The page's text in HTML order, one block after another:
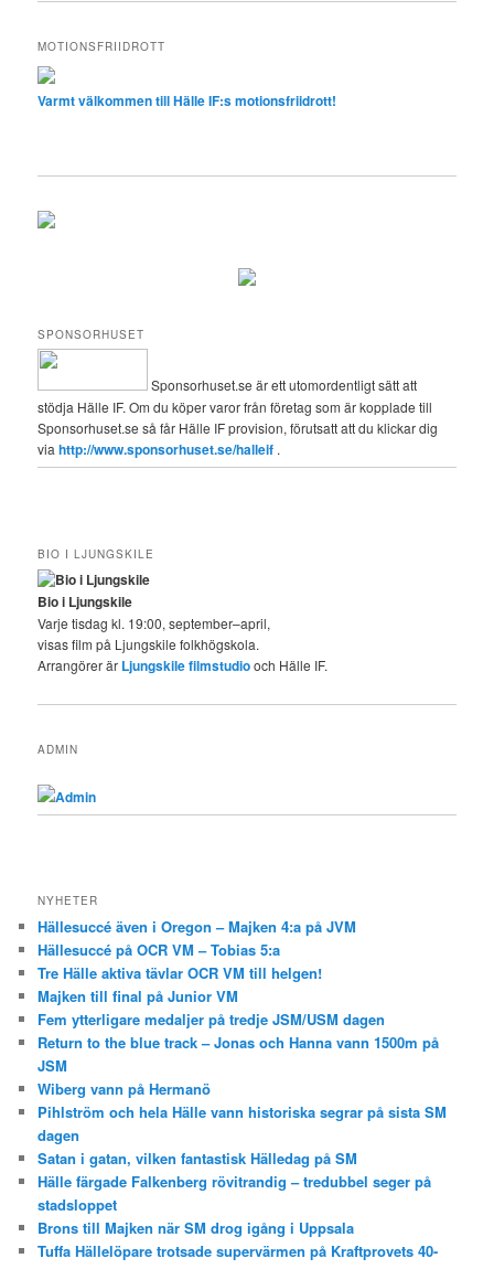
MOTIONSFRIIDROTT
Varmt välkommen till Hälle IF:s motionsfriidrott!
SPONSORHUSET
Sponsorhuset.se är ett utomordentligt sätt att
stödja Hälle IF. Om du köper varor från företag som är kopplade till
Sponsorhuset.se så får Hälle IF provision, förutsatt att du klickar dig
viahttp://www.sponsorhuset.se/halleif .
BIO I LJUNGSKILE
Bio i Ljungskile
Varje tisdag kl. 19:00, september–april,
visas film på Ljungskile folkhögskola.
Arrangörer är Ljungskile filmstudiooch Hälle IF.
ADMIN
Admin
NYHETER
Hällesuccé även i Oregon – Majken 4:a på JVM
Hällesuccé på OCR VM – Tobias 5:a
Tre Hälle aktiva tävlar OCR VM till helgen!
Majken till final på Junior VM
Fem ytterligare medaljer på tredje JSM/USM dagen
Return to the blue track – Jonas och Hanna vann 1500m på
JSM
Wiberg vann på Hermanö
Pihlström och hela Hälle vann historiska segrar på sista SM
dagen
Satan i gatan, vilken fantastisk Hälledag på SM
Hälle färgade Falkenberg rövitrandig – tredubbel seger på
stadsloppet
Brons till Majken när SM drog igång i Uppsala
Tuffa Hällelöpare trotsade supervärmen på Kraftprovets 40-